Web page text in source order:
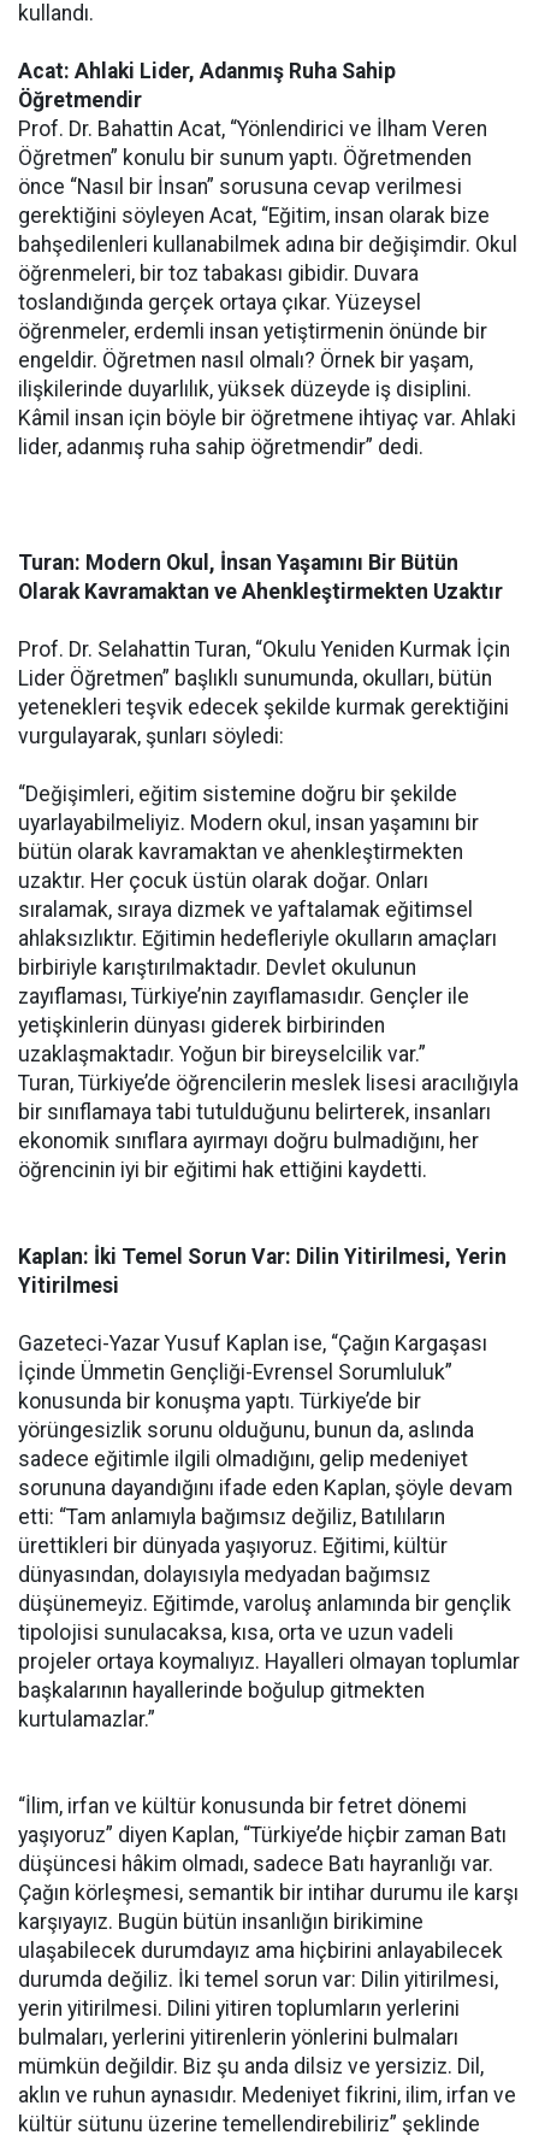
kullandı.
Acat: Ahlaki Lider, Adanmış Ruha Sahip
Öğretmendir
Prof. Dr. Bahattin Acat, “Yönlendirici ve İlham Veren
Öğretmen” konulu bir sunum yaptı. Öğretmenden
önce “Nasıl bir İnsan” sorusuna cevap verilmesi
gerektiğini söyleyen Acat, “Eğitim, insan olarak bize
bahşedilenleri kullanabilmek adına bir değişimdir. Okul
öğrenmeleri, bir toz tabakası gibidir. Duvara
toslandığında gerçek ortaya çıkar. Yüzeysel
öğrenmeler, erdemli insan yetiştirmenin önünde bir
engeldir. Öğretmen nasıl olmalı? Örnek bir yaşam,
ilişkilerinde duyarlılık, yüksek düzeyde iş disiplini.
Kâmil insan için böyle bir öğretmene ihtiyaç var. Ahlaki
lider, adanmış ruha sahip öğretmendir” dedi.
Turan: Modern Okul, İnsan Yaşamını Bir Bütün
Olarak Kavramaktan ve Ahenkleştirmekten Uzaktır
Prof. Dr. Selahattin Turan, “Okulu Yeniden Kurmak İçin
Lider Öğretmen” başlıklı sunumunda, okulları, bütün
yetenekleri teşvik edecek şekilde kurmak gerektiğini
vurgulayarak, şunları söyledi:
“Değişimleri, eğitim sistemine doğru bir şekilde
uyarlayabilmeliyiz. Modern okul, insan yaşamını bir
bütün olarak kavramaktan ve ahenkleştirmekten
uzaktır. Her çocuk üstün olarak doğar. Onları
sıralamak, sıraya dizmek ve yaftalamak eğitimsel
ahlaksızlıktır. Eğitimin hedefleriyle okulların amaçları
birbiriyle karıştırılmaktadır. Devlet okulunun
zayıflaması, Türkiye’nin zayıflamasıdır. Gençler ile
yetişkinlerin dünyası giderek birbirinden
uzaklaşmaktadır. Yoğun bir bireyselcilik var.”
Turan, Türkiye’de öğrencilerin meslek lisesi aracılığıyla
bir sınıflamaya tabi tutulduğunu belirterek, insanları
ekonomik sınıflara ayırmayı doğru bulmadığını, her
öğrencinin iyi bir eğitimi hak ettiğini kaydetti.
Kaplan: İki Temel Sorun Var: Dilin Yitirilmesi, Yerin
Yitirilmesi
Gazeteci-Yazar Yusuf Kaplan ise, “Çağın Kargaşası
İçinde Ümmetin Gençliği-Evrensel Sorumluluk”
konusunda bir konuşma yaptı. Türkiye’de bir
yörüngesizlik sorunu olduğunu, bunun da, aslında
sadece eğitimle ilgili olmadığını, gelip medeniyet
sorununa dayandığını ifade eden Kaplan, şöyle devam
etti: “Tam anlamıyla bağımsız değiliz, Batılıların
ürettikleri bir dünyada yaşıyoruz. Eğitimi, kültür
dünyasından, dolayısıyla medyadan bağımsız
düşünemeyiz. Eğitimde, varoluş anlamında bir gençlik
tipolojisi sunulacaksa, kısa, orta ve uzun vadeli
projeler ortaya koymalıyız. Hayalleri olmayan toplumlar
başkalarının hayallerinde boğulup gitmekten
kurtulamazlar.”
“İlim, irfan ve kültür konusunda bir fetret dönemi
yaşıyoruz” diyen Kaplan, “Türkiye’de hiçbir zaman Batı
düşüncesi hâkim olmadı, sadece Batı hayranlığı var.
Çağın körleşmesi, semantik bir intihar durumu ile karşı
karşıyayız. Bugün bütün insanlığın birikimine
ulaşabilecek durumdayız ama hiçbirini anlayabilecek
durumda değiliz. İki temel sorun var: Dilin yitirilmesi,
yerin yitirilmesi. Dilini yitiren toplumların yerlerini
bulmaları, yerlerini yitirenlerin yönlerini bulmaları
mümkün değildir. Biz şu anda dilsiz ve yersiziz. Dil,
aklın ve ruhun aynasıdır. Medeniyet fikrini, ilim, irfan ve
kültür sütunu üzerine temellendirebiliriz” şeklinde